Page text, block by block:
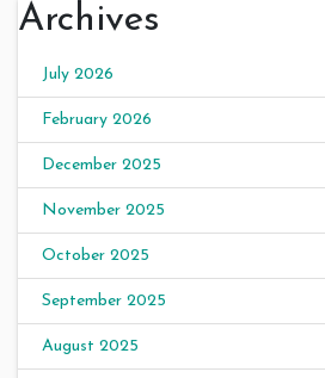
Archives
July 2026
February 2026
December 2025
November 2025
October 2025
September 2025
August 2025